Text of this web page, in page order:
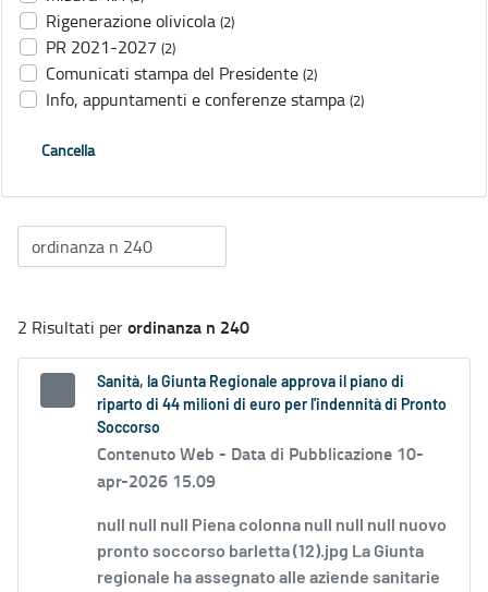
Rigenerazione olivicola (2)
PR 2021-2027 (2)
Comunicati stampa del Presidente (2)
Info, appuntamenti e conferenze stampa (2)
Cancella
2 Risultati perordinanza n 240
Sanità, la Giunta Regionale approva il piano di
riparto di 44 milioni di euro per l'indennità di Pronto
Soccorso
Contenuto Web - Data di Pubblicazione 10-
apr-2026 15.09
null null null Piena colonna null null null nuovo
pronto soccorso barletta (12).jpg La Giunta
regionale ha assegnato alle aziende sanitarie